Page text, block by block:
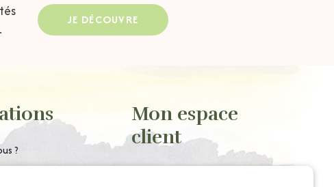
JE DÉCOUVRE
?
Mon espace
client